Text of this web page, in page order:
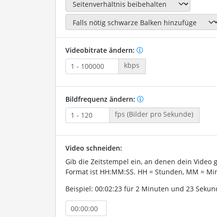
Videobitrate ändern:
kbps
Bildfrequenz ändern:
fps (Bilder pro Sekunde)
Video schneiden:
Gib die Zeitstempel ein, an denen dein Video
Format ist HH:MM:SS. HH = Stunden, MM =
Beispiel: 00:02:23 für 2 Minuten und 23